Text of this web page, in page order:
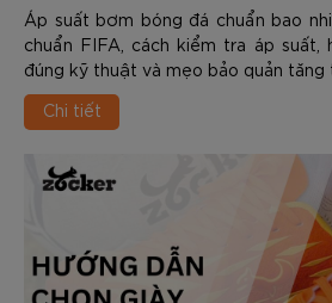
Áp suất bơm bóng đá chuẩn bao
chuẩn FIFA, cách kiểm tra áp suất,
đúng kỹ thuật và mẹo bảo quản tăng
Chi tiết